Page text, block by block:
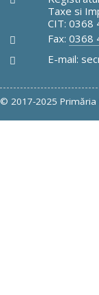
Taxe si
CIT: 0368
Fax: 0368
E-mail:
© 2017-2025 Primăria